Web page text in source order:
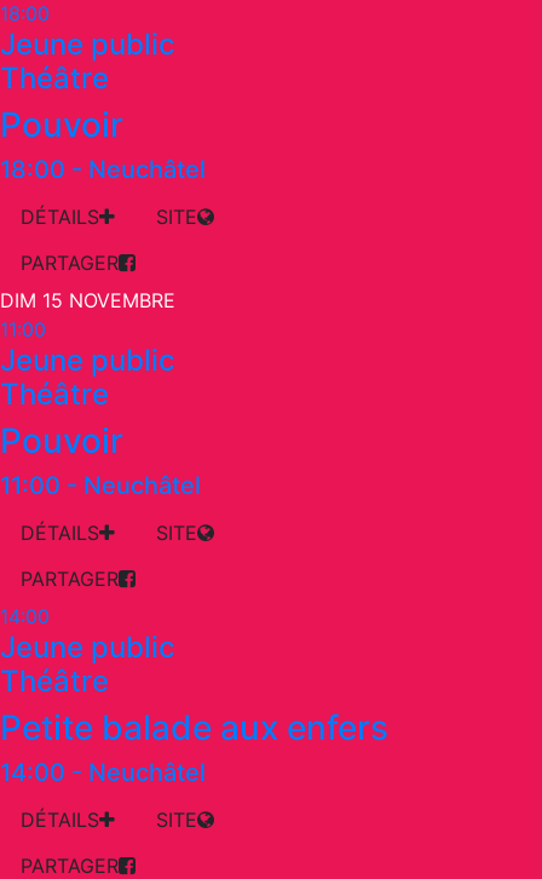
18:00
Jeune public
Théâtre
Pouvoir
18:00 - Neuchâtel
DÉTAILS
SITE
PARTAGER
DIM 15 NOVEMBRE
11:00
Jeune public
Théâtre
Pouvoir
11:00 - Neuchâtel
DÉTAILS
SITE
PARTAGER
14:00
Jeune public
Théâtre
Petite balade aux enfers
14:00 - Neuchâtel
DÉTAILS
SITE
PARTAGER